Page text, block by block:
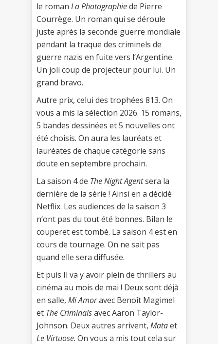
le roman La Photographiede Pierre
Courrège. Un roman qui se déroule
juste après la seconde guerre mondiale
pendant la traque des criminels de
guerre nazis en fuite vers l’Argentine.
Un joli coup de projecteur pour lui. Un
grand bravo.
Autre prix, celui des trophées 813. On
vous a mis la sélection 2026. 15 romans,
5 bandes dessinées et 5 nouvelles ont
été choisis. On aura les lauréats et
lauréates de chaque catégorie sans
doute en septembre prochain.
La saison 4 de The Night Agentsera la
dernière de la série ! Ainsi en a décidé
Netflix. Les audiences de la saison 3
n’ont pas du tout été bonnes. Bilan le
couperet est tombé. La saison 4 est en
cours de tournage. On ne sait pas
quand elle sera diffusée.
Et puis Il va y avoir plein de thrillers au
cinéma au mois de mai ! Deux sont déjà
en salle, Mi Amoravec Benoît Magimel
et The Criminalsavec Aaron Taylor-
Johnson. Deux autres arrivent, Mataet
Le Virtuose. On vous a mis tout cela sur